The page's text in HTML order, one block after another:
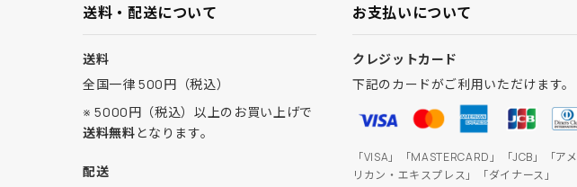
送料・配送について
送料
全国一律 500円（税込）
※ 5000円（税込）以上のお買い上げで
送料無料となります。
配送
お支払いについて
クレジットカード
下記のカードがご利用いただけます。
「VISA」「MASTERCARD」「JCB」「アメ
リカン・エキスプレス」「ダイナース」